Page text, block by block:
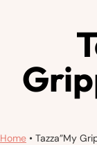
Home • Tazza”My